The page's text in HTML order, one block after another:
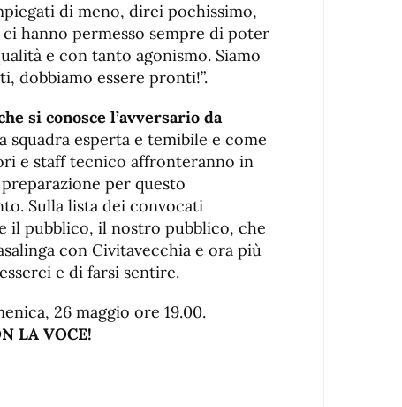
di meno, direi pochissimo,
hanno permesso sempre di poter
e con tanto agonismo. Siamo
dobbiamo essere pronti!”.
si conosce l’avversario da
squadra esperta e temibile e come
e staff tecnico affronteranno in
per questo
Sulla lista dei convocati
il pubblico, il nostro pubblico, che
con Civitavecchia e ora più
e di farsi sentire.
26 maggio ore 19.00.
LA VOCE!